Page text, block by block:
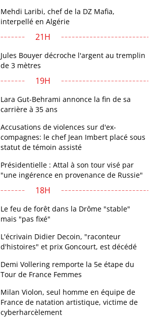
Mehdi Laribi, chef de la DZ Mafia,
interpellé en Algérie
21H
Jules Bouyer décroche l'argent au tremplin
de 3 mètres
19H
Lara Gut-Behrami annonce la fin de sa
carrière à 35 ans
Accusations de violences sur d'ex-
compagnes: le chef Jean Imbert placé sous
statut de témoin assisté
Présidentielle : Attal à son tour visé par
"une ingérence en provenance de Russie"
18H
Le feu de forêt dans la Drôme "stable"
mais "pas fixé"
L'écrivain Didier Decoin, "raconteur
d'histoires" et prix Goncourt, est décédé
Demi Vollering remporte la 5e étape du
Tour de France Femmes
Milan Violon, seul homme en équipe de
France de natation artistique, victime de
cyberharcèlement